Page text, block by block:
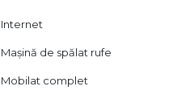
Internet
Mașină de spălat rufe
Mobilat complet